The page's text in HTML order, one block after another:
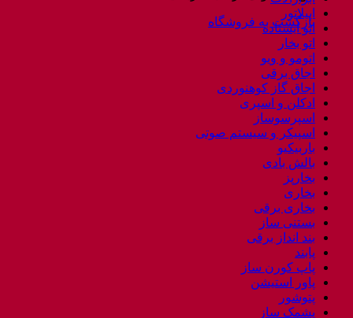
بازگشت به فروشگاه
اپیلاتور
اتو ایستاده
اتو بخار
اتومو و ویو
اجاق برقی
اجاق گاز کوهنوردی
ادکلن و اسپری
اسپرسوساز
اسپیکر و سیستم صوتی
باربیکیو
بالش بادی
بخارپز
بخاری
بخاری برقی
بستنی ساز
بند انداز برقی
پابند
پاپ کورن ساز
پاور استیشن
پتوشور
پشمک ساز